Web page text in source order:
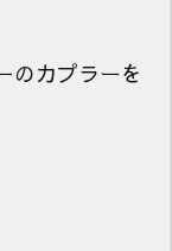
のカプラーを